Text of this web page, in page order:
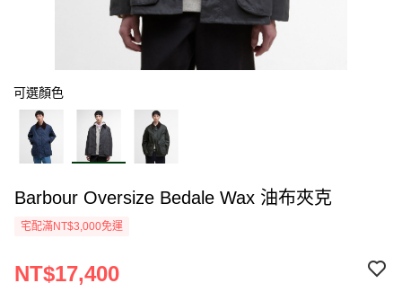
可選顏色
Barbour Oversize Bedale Wax 油布夾克
宅配滿NT$3,000免運
NT$17,400